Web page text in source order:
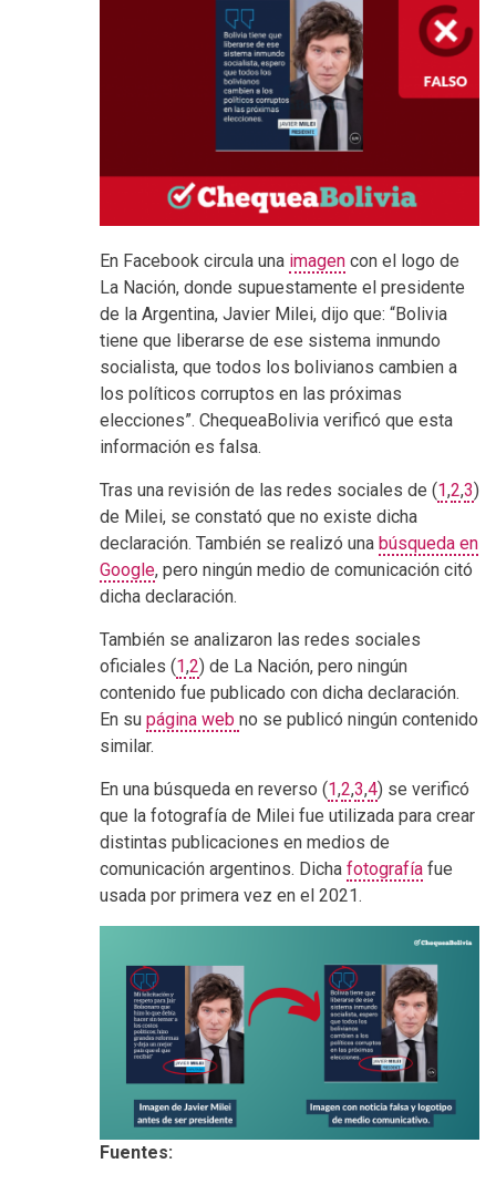
En Facebook circula una imagen con el logo de
La Nación, donde supuestamente el presidente
de la Argentina, Javier Milei, dijo que: “Bolivia
tiene que liberarse de ese sistema inmundo
socialista, que todos los bolivianos cambien a
los políticos corruptos en las próximas
elecciones”. ChequeaBolivia verificó que esta
información es falsa.
Tras una revisión de las redes sociales de (1,2,3)
de Milei, se constató que no existe dicha
declaración. También se realizó una búsqueda en
Google, pero ningún medio de comunicación citó
dicha declaración.
También se analizaron las redes sociales
oficiales (1,2) de La Nación, pero ningún
contenido fue publicado con dicha declaración.
En su página web no se publicó ningún contenido
similar.
En una búsqueda en reverso (1,2,3,4) se verificó
que la fotografía de Milei fue utilizada para crear
distintas publicaciones en medios de
comunicación argentinos. Dicha fotografía fue
usada por primera vez en el 2021.
Fuentes: